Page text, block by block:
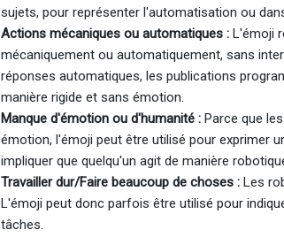
sujets, pour représenter l'automatisation ou
Actions mécaniques ou automatiques : L'émoji
mécaniquement ou automatiquement, sans
réponses automatiques, les publications
manière rigide et sans émotion.
Manque d'émotion ou d'humanité : Parce que
émotion, l'émoji peut être utilisé pour exprimer
impliquer que quelqu'un agit de manière
Travailler dur/Faire beaucoup de choses : Les
L'émoji peut donc parfois être utilisé pour
tâches.